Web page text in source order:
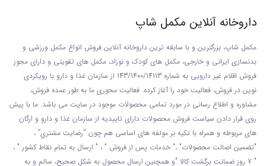
داروخانه آنلاین مکمل شاپ
مکمل شاپ، بزرگترین و با سابقه ترین داروخانه آنلاین فروش انواع مکمل ورزشی و
بدنسازی ایرانی و خارجی، مکمل های کودک و نوزاد، مکمل های تقویتی و دارای مجوز
فروش اقلام غیر دارویی به شماره 143/1400/14113 از
سازمان غذا و دارو با رويکردی
نوين در فروش، فعاليت خود را آغاز کرده. فعاليت محوری ما به طور عمده فروش،
مشاوره و اطلاع رسانی در مورد تمامی محصولات موجود در سایت می باشد. ما با پيش
روی قرار دادن سياست فروش محصولات دارای تاييديه از سازمان غذا و دارو و ارگان
های مربوطه و همراه با تکيه بر مولفه های اساسی هم چون “رضايت مشتري” ،
"تضمين اصالت محصولات" ،" خدمات پس از فروش " ، " ارسال به تمام نقاط کشور " ،
" 7 روز ضمانت برگشت کالا "و همچنين ارسال محصول به شکل صحيح، سالم و به